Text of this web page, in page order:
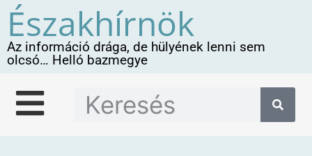
Északhírnök
Az információ drága, de hülyének lenni sem
olcsó… Helló bazmegye